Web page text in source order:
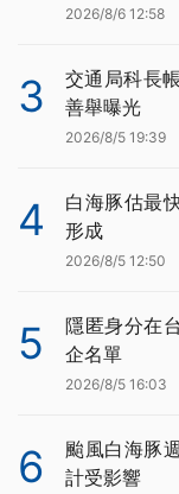
2026/8/6 12:58
3
交通局科長
善舉曝光
2026/8/5 19:39
4
白海豚估最
形成
2026/8/5 12:50
5
隱匿身分在
企名單
2026/8/5 16:03
6
颱風白海豚
計受影響